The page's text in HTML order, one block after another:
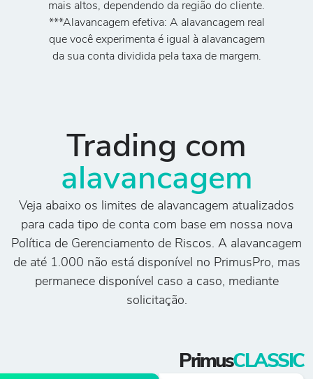
mais altos, dependendo da região do cliente.
***Alavancagem efetiva: A alavancagem real
que você experimenta é igual à alavancagem
da sua conta dividida pela taxa de margem.
Trading com
alavancagem
Veja abaixo os limites de alavancagem atualizados
para cada tipo de conta com base em nossa nova
Política de Gerenciamento de Riscos. A alavancagem
de até 1.000 não está disponível no PrimusPro, mas
permanece disponível caso a caso, mediante
solicitação.
PrimusCLASSIC